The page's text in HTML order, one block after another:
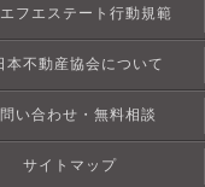
フエステート行動規範
本不動産協会について
い合わせ・無料相談
サイトマップ